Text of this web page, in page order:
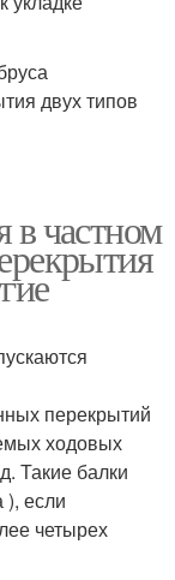
двух типов
в частном
перекрытий
ходовых
Такие балки
), если
четырех